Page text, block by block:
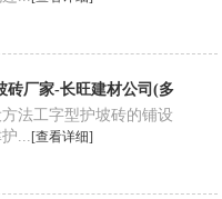
砖厂家-长旺建材公司(多
法工字型护坡砖的铺设
...[查看详细]